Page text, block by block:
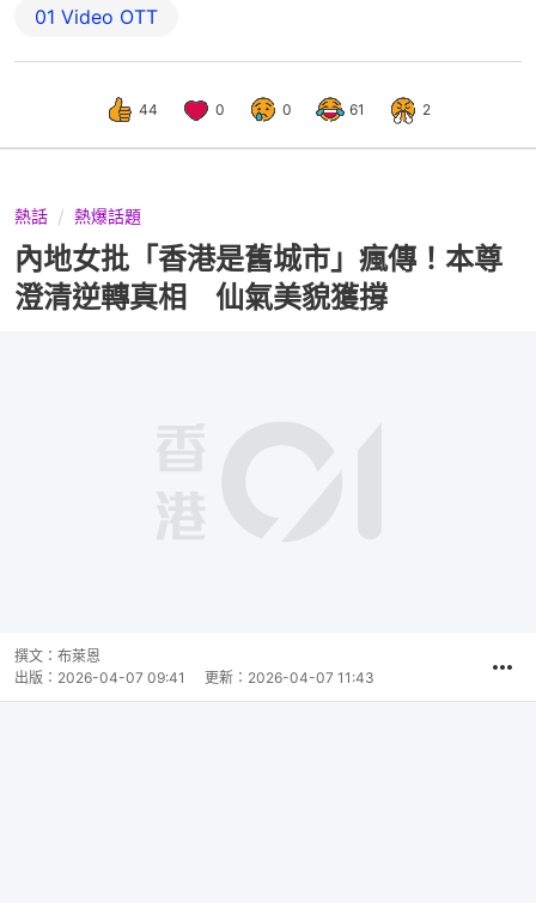
01‌ ‌Video‌ ‌OTT
44 0 0 61 2
熱話 熱爆話題
內地女批「香港是舊城市」瘋傳！本尊
澄清逆轉真相 仙氣美貌獲撐
撰文： 布萊恩
出版： 2026-04-07 09:41 更新： 2026-04-07 11:43